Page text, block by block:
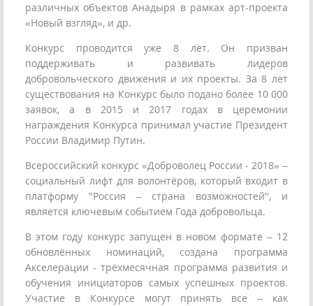
различных объектов Анадыря в рамках арт-проекта
«Новый взгляд», и др.
Конкурс проводится уже 8 лет. Он призван
поддерживать и развивать лидеров
добровольческого движения и их проекты. За 8 лет
существования на Конкурс было подано более 10 000
заявок, а в 2015 и 2017 годах в церемонии
награждения Конкурса принимал участие Президент
России Владимир Путин.
Всероссийский конкурс «Доброволец России - 2018» –
социальный лифт для волонтёров, который входит в
платформу "Россия – страна возможностей", и
является ключевым событием Года добровольца.
В этом году конкурс запущен в новом формате – 12
обновлённых номинаций, создана программа
Акселерации - трёхмесячная программа развития и
обучения инициаторов самых успешных проектов.
Участие в Конкурсе могут принять все – как